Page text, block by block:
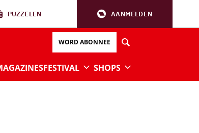
PUZZELEN AANMELDEN
WORD ABONNEE
FESTIVAL SHOPS